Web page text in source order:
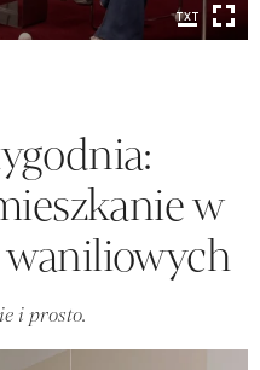
w
i prosto.